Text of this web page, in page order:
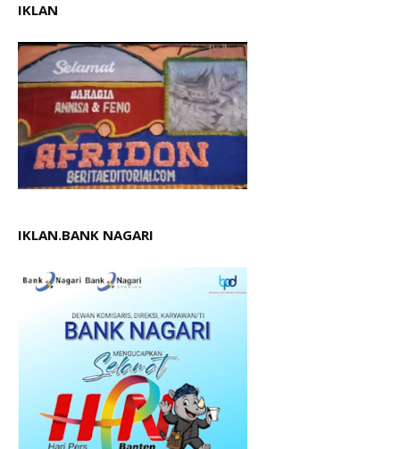
IKLAN
IKLAN.BANK NAGARI